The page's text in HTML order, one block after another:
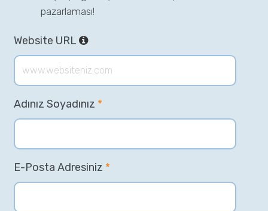
pazarlaması!
Website URL
Adınız Soyadınız *
E-Posta Adresiniz *